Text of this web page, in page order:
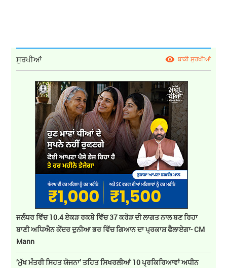
ਸੁਰਖੀਆਂ ਬਾਕੀ ਸੁਰਖੀਆਂ
ਜਲੰਧਰ ਵਿੱਚ 10.4 ਏਕੜ ਰਕਬੇ ਵਿੱਚ 37 ਕਰੋੜ ਦੀ ਲਾਗਤ ਨਾਲ ਬਣ ਰਿਹਾ
ਬਾਣੀ ਅਧਿਐਨ ਕੇਂਦਰ ਦੁਨੀਆ ਭਰ ਵਿੱਚ ਗਿਆਨ ਦਾ ਪ੍ਰਕਾਸ਼ ਫੈਲਾਏਗਾ- CM
Mann
’ਮੁੱਖ ਮੰਤਰੀ ਸਿਹਤ ਯੋਜਨਾ’ ਤਹਿਤ ਸਿਖਰਲੀਆਂ 10 ਪ੍ਰਕਿਰਿਆਵਾਂ ਅਧੀਨ